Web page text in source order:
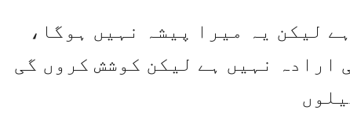
لیکن یہ میرا پیشہ نہیں ہوگا،
ارادہ نہیں ہے لیکن کوشش کروں گی